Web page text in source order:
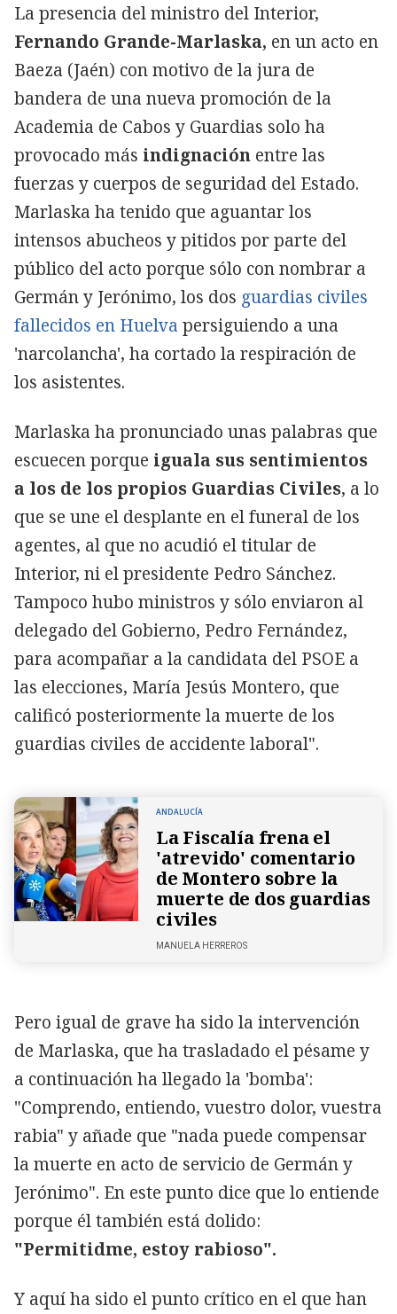
La presencia del ministro del Interior,
Fernando Grande-Marlaska, en un acto en
Baeza (Jaén) con motivo de la jura de
bandera de una nueva promoción de la
Academia de Cabos y Guardias solo ha
provocado más indignación entre las
fuerzas y cuerpos de seguridad del Estado.
Marlaska ha tenido que aguantar los
intensos abucheos y pitidos por parte del
público del acto porque sólo con nombrar a
Germán y Jerónimo, los dos guardias civiles
fallecidos en Huelva persiguiendo a una
'narcolancha', ha cortado la respiración de
los asistentes.
Marlaska ha pronunciado unas palabras que
escuecen porque iguala sus sentimientos
a los de los propios Guardias Civiles, a lo
que se une el desplante en el funeral de los
agentes, al que no acudió el titular de
Interior, ni el presidente Pedro Sánchez.
Tampoco hubo ministros y sólo enviaron al
delegado del Gobierno, Pedro Fernández,
para acompañar a la candidata del PSOE a
las elecciones, María Jesús Montero, que
calificó posteriormente la muerte de los
guardias civiles de accidente laboral".
ANDALUCÍA
La Fiscalía frena el
'atrevido' comentario
de Montero sobre la
muerte de dos guardias
civiles
MANUELA HERREROS
Pero igual de grave ha sido la intervención
de Marlaska, que ha trasladado el pésame y
a continuación ha llegado la 'bomba':
"Comprendo, entiendo, vuestro dolor, vuestra
rabia" y añade que "nada puede compensar
la muerte en acto de servicio de Germán y
Jerónimo". En este punto dice que lo entiende
porque él también está dolido:
"Permitidme, estoy rabioso".
Y aquí ha sido el punto crítico en el que han